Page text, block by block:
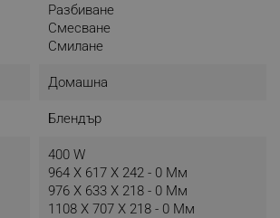
Разбиване
Смесване
Смилане
Домашна
Блендър
400 W
964 X 617 X 242 - 0 Мм
976 X 633 X 218 - 0 Мм
1108 X 707 X 218 - 0 Мм